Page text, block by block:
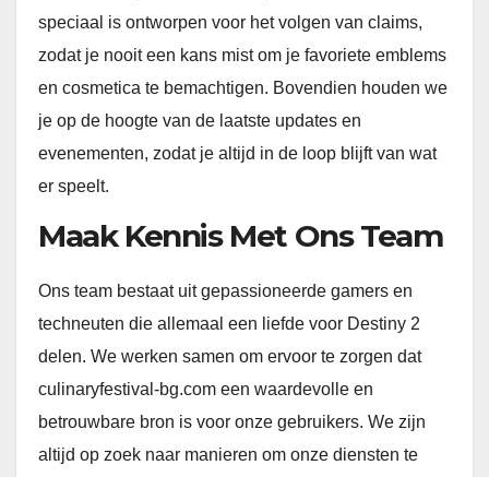
speciaal is ontworpen voor het volgen van claims,
zodat je nooit een kans mist om je favoriete emblems
en cosmetica te bemachtigen. Bovendien houden we
je op de hoogte van de laatste updates en
evenementen, zodat je altijd in de loop blijft van wat
er speelt.
Maak Kennis Met Ons Team
Ons team bestaat uit gepassioneerde gamers en
techneuten die allemaal een liefde voor Destiny 2
delen. We werken samen om ervoor te zorgen dat
culinaryfestival-bg.com een waardevolle en
betrouwbare bron is voor onze gebruikers. We zijn
altijd op zoek naar manieren om onze diensten te